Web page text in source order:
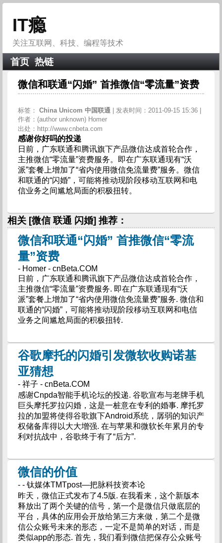
IT瘾
关注互联网、科技、编程等技术
首页 热链
微信和联通“闪婚” 首推微信“零流量”资费
标签： China Unicom 中国联通
| 发表时间：2011-09-15 15:36 |
作者：(author unknown) Homer
出处：http://www.cnbeta.com
感谢你好吗的投递
日前，广东联通和腾讯旗下产品微信达成首轮合作，
主推微信“零流量”资费服务。即在广东联通现有“沃
派”套餐上增加了“省内使用微信免流量费”服务。微信
和联通的“闪婚”，可能将推动现阶段移动互联网和电
信业务之间尴尬局面的积极扭转。
相关 [微信 联通 闪婚] 推荐：
微信和联通“闪婚” 首推微信“零流
量”资费
- Homer - cnBeta.COM
日前，广东联通和腾讯旗下产品微信达成首轮合作，
主推微信“零流量”资费服务. 即在广东联通现有“沃
派”套餐上增加了“省内使用微信免流量费”服务. 微信和
联通的“闪婚”，可能将推动现阶段移动互联网和电信
业务之间尴尬局面的积极扭转.
谷歌摩托的闪婚引发微软收购诺基
亚猜想
- 祥子 - cnBeta.COM
感谢Cnpda智能手机论坛的投递. 谷歌宣布与老牌手机
巨头摩托罗拉闪婚，这是一桩意在专利的婚事. 摩托罗
拉的加盟将使得谷歌旗下Android系统，孱弱的知识产
权储备库得以大大增强. 在与苹果和微软长年累月的专
利对抗战中，谷歌终于有了“后方”.
微信的价值
- - 钛媒体TMTpost—把脉科技资本论
昨天，微信正式发布了4.5版. 在我看来，这个新版本
释放出了两个关键的信号，第一个是微信只做底层的
平台，具体的应用会开放给第三方来做，第二个是微
信公众账号未来的形态，一定不是简单的对话，而是
类似app的形态. 首先，我们看到微信把保存公众账号